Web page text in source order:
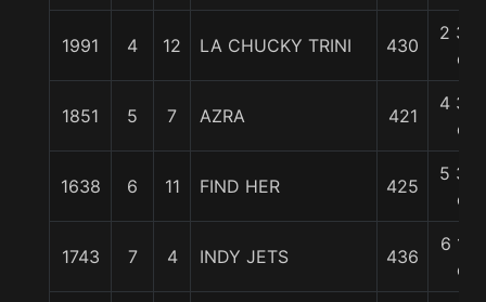
1991 4 12 LA CHUCKY TRINI 430
2 3/4
c
1851 5 7 AZRA 421
4 3/4
c
1638 6 11 FIND HER 425
5 3/4
c
1743 7 4 INDY JETS 436
6 1/2
c